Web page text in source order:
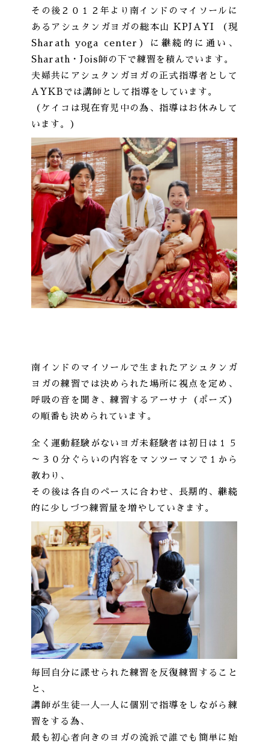
その後２０１２年より南インドのマイソールに
あるアシュタンガヨガの総本山 KPJAYI （現
Sharath yoga center）に継続的に通い、
Sharath・Jois師の下で練習を積んでいます。
夫婦共にアシュタンガヨガの正式指導者として
AYKBでは講師として指導をしています。
（ケイコは現在育児中の為、指導はお休みして
います。）
南インドのマイソールで生まれたアシュタンガ
ヨガの練習では決められた場所に視点を定め、
呼吸の音を聞き、練習するアーサナ（ポーズ）
の順番も決められています。
全く運動経験がないヨガ未経験者は初日は１５
～３０分ぐらいの内容をマンツーマンで１から
教わり、
その後は各自のペースに合わせ、長期的、継続
的に少しづつ練習量を増やしていきます。
毎回自分に課せられた練習を反復練習すること
と、
講師が生徒一人一人に個別で指導をしながら練
習をする為、
最も初心者向きのヨガの流派で誰でも簡単に始